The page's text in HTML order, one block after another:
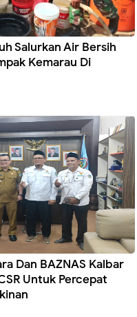
Salurkan Air Bersih
Kemarau Di
Dan BAZNAS Kalbar
Untuk Percepat